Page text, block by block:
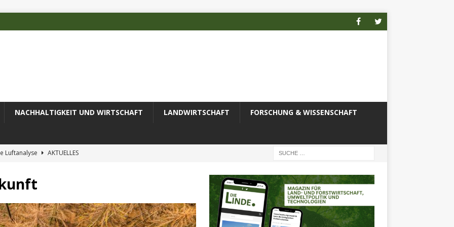
NACHHALTIGKEIT UND WIRTSCHAFT LANDWIRTSCHAFT FORSCHUNG & WISSENSCHAFT
Luftanalyse
AKTUELLES
Deutschen Alpenvereins mit DBU-Förderung AKTUELLES